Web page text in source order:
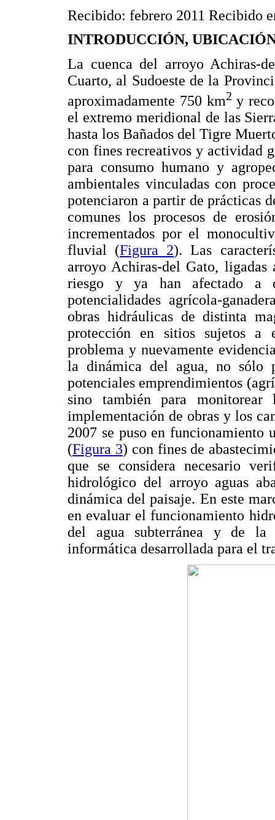
Recibido: febrero 2011 Recibido
INTRODUCCIÓN,
La cuenca del arroyo Achiras-
Cuarto, al Sudoeste de la
aproximadamente 750 km2 y
el extremo meridional de las
hasta los Bañados del Tigre
con fines recreativos y actividad
para consumo humano y
ambientales vinculadas con
potenciaron a partir de prácticas
comunes los procesos de
incrementados por el
fluvial (Figura 2). Las
arroyo Achiras-del Gato,
riesgo y ya han afectado a
potencialidades agrícola-
obras hidráulicas de distinta
protección en sitios sujetos a
problema y nuevamente
la dinámica del agua, no sólo
potenciales emprendimientos
sino también para monitorear
implementación de obras y los
2007 se puso en funcionamiento
(Figura 3) con fines de
que se considera necesario
hidrológico del arroyo aguas
dinámica del paisaje. En este
en evaluar el funcionamiento
del agua subterránea y de la
informática desarrollada para el